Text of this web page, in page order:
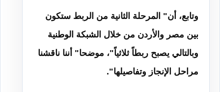
وتابع، أن" المرحلة الثانية من الربط ستكون
بين مصر والأردن من خلال الشبكة الوطنية
وبالتالي يصبح ربطاً ثلاثياً"، موضحا" أننا ناقشنا
مراحل الإنجاز وتفاصيلها".